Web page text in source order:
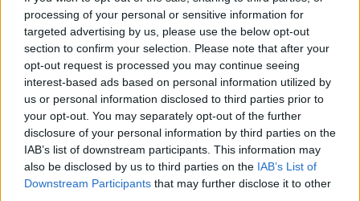
processing of your personal or sensitive information for
targeted advertising by us, please use the below opt-out
section to confirm your selection. Please note that after your
opt-out request is processed you may continue seeing
interest-based ads based on personal information utilized by
us or personal information disclosed to third parties prior to
your opt-out. You may separately opt-out of the further
disclosure of your personal information by third parties on the
IAB’s list of downstream participants. This information may
also be disclosed by us to third parties on the IAB’s List of
Downstream Participants that may further disclose it to other
Deputados do PSD saúdam Banda
Sinfónica da ARMAB pelo 1º lugar no
certame internacional de Valência